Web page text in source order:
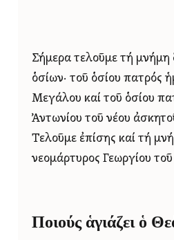
Σήμερα τελοῦμε τή μνήμη
ὁσίων· τοῦ ὁσίου πατρός
Μεγάλου καί τοῦ ὁσίου
Ἀντωνίου τοῦ νέου
Τελοῦμε ἐπίσης καί τή
νεομάρτυρος Γεωργίου τοῦ
Ποιούς ἁγιάζει ὁ